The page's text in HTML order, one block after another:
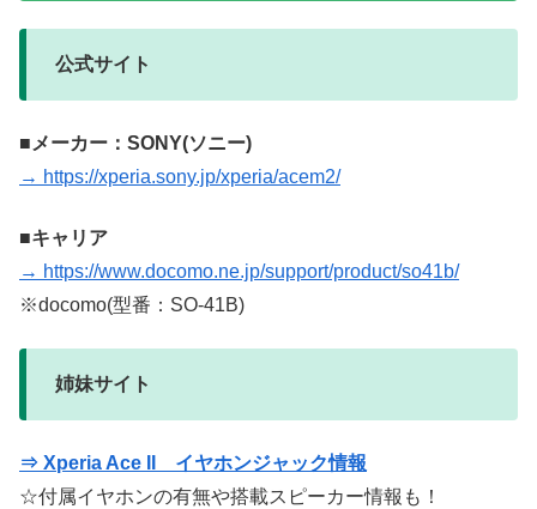
公式サイト
■メーカー：SONY(ソニー)
→ https://xperia.sony.jp/xperia/acem2/
■キャリア
→ https://www.docomo.ne.jp/support/product/so41b/
※docomo(型番：SO-41B)
姉妹サイト
⇒ Xperia Ace II イヤホンジャック情報
☆付属イヤホンの有無や搭載スピーカー情報も！